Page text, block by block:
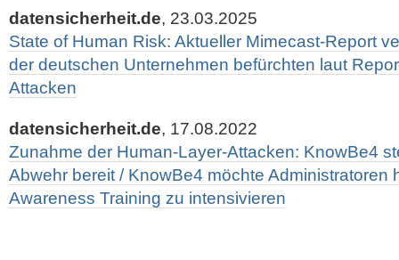
datensicherheit.de, 23.03.2025
State of Human Risk: Aktueller Mimecast-Report
der deutschen Unternehmen befürchten laut
Attacken
datensicherheit.de, 17.08.2022
Zunahme der Human-Layer-Attacken: KnowBe4
Abwehr bereit / KnowBe4 möchte Administratoren
Awareness Training zu intensivieren